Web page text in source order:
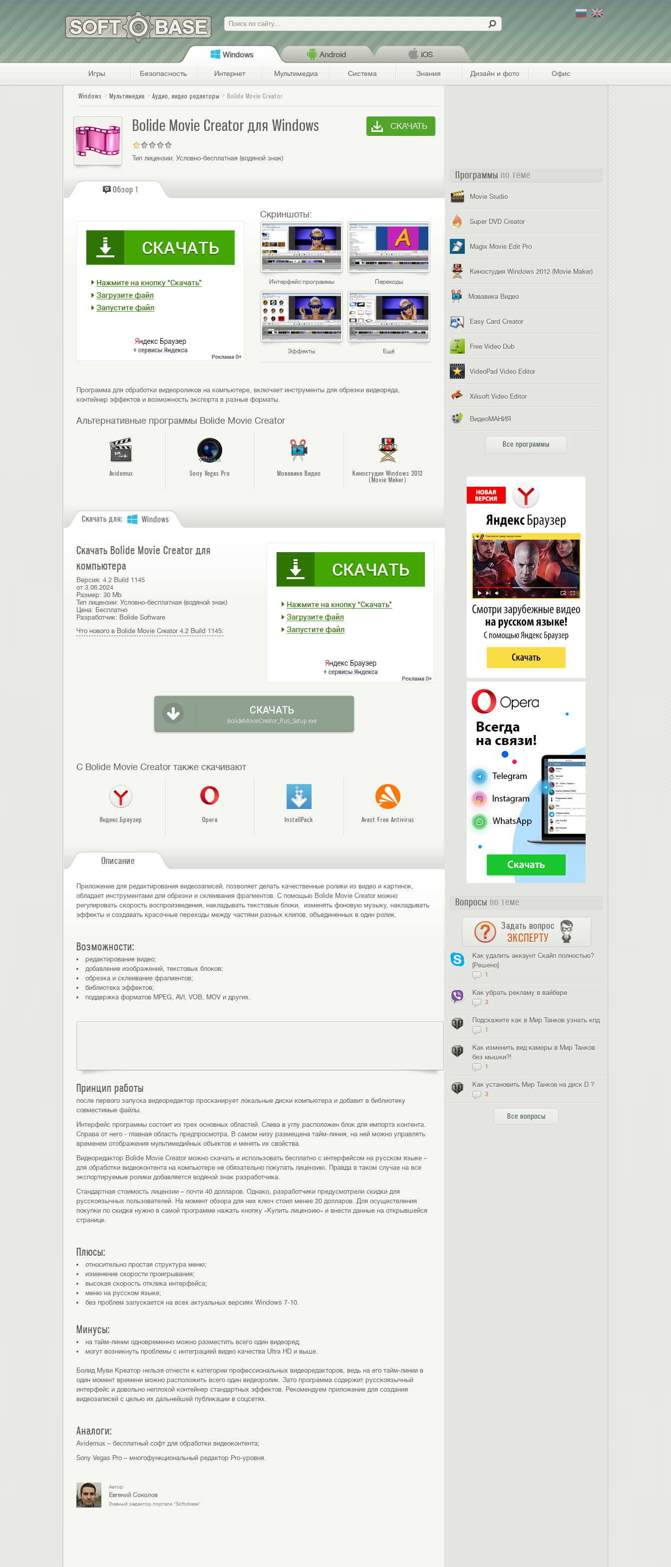
Поиск
Windows Android iOS
Игры Безопасность Интернет Мультимедиа Система Знания Дизайн и фото Офис
Windows Мультимедиа Аудио, видео редакторы Bolide Movie Creator
Bolide Movie Creator для Windows СКАЧАТЬ
Тип лицензии: Условно-бесплатная (водяной знак)
Обзор 1
Скриншоты:
Интерфейс программы Переходы
Эффекты Ещё
Программа для обработки видеороликов на компьютере, включает инструменты для обрезки видеоряда,
контейнер эффектов и возможность экспорта в разные форматы.
Альтернативные программы Bolide Movie Creator
Avidemux Sony Vegas Pro Мовавика Видео
Киностудия Windows 2012
(Movie Maker)
Скачать для: Windows
Скачать Bolide Movie Creator для
компьютера
Версия: 4.2 Build 1145
от 3.06.2024
Размер: 30 Mb
Тип лицензии: Условно-бесплатная (водяной знак)
Цена: Бесплатно
Разработчик: Bolide Software
Что нового в Bolide Movie Creator 4.2 Build 1145:
СКАЧАТЬ
BolideMovieCreator_Rus_Setup.exe
С Bolide Movie Creator также скачивают
Яндекс.Браузер Opera InstallPack Avast Free Antivirus
Описание
Приложение для редактирования видеозаписей, позволяет делать качественные ролики из видео и картинок,
обладает инструментами для обрезки и склеивания фрагментов. С помощью Bolide Movie Creator можно
регулировать скорость воспроизведения, накладывать текстовые блоки, изменять фоновую музыку, накладывать
эффекты и создавать красочные переходы между частями разных клипов, объединенных в один ролик.
Возможности:
редактирование видео;
добавление изображений, текстовых блоков;
обрезка и склеивание фрагментов;
библиотека эффектов;
поддержка форматов MPEG, AVI, VOB, MOV и других.
Принцип работы
после первого запуска видеоредактор просканирует локальные диски компьютера и добавит в библиотеку
совместимые файлы.
Интерфейс программы состоит из трех основных областей. Слева в углу расположен блок для импорта контента.
Справа от него - главная область предпросмотра. В самом низу размещена тайм-линия, на ней можно управлять
временем отображения мультимедийных объектов и менять их свойства.
Видеоредактор Bolide Movie Creator можно скачать и использовать бесплатно с интерфейсом на русском языке –
для обработки видеоконтента на компьютере не обязательно покупать лицензию. Правда в таком случае на все
экспортируемые ролики добавляется водяной знак разработчика.
Стандартная стоимость лицензии – почти 40 долларов. Однако, разработчики предусмотрели скидки для
русскоязычных пользователей. На момент обзора для них ключ стоил менее 20 долларов. Для осуществления
покупки по скидке нужно в самой программе нажать кнопку «Купить лицензию» и внести данные на открывшейся
странице.
Плюсы:
относительно простая структура меню;
изменение скорости проигрывания;
высокая скорость отклика интерфейса;
меню на русском языке;
без проблем запускается на всех актуальных версиях Windows 7-10.
Минусы:
на тайм-линии одновременно можно разместить всего один видеоряд;
могут возникнуть проблемы с интеграцией видео качества Ultra HD и выше.
Болид Муви Креатор нельзя отнести к категории профессиональных видеоредакторов, ведь на его тайм-линии в
один момент времени можно расположить всего один видеоролик. Зато программа содержит русскоязычный
интерфейс и довольно неплохой контейнер стандартных эффектов. Рекомендуем приложение для создания
видеозаписей с целью их дальнейшей публикации в соцсетях.
Аналоги:
Avidemux – бесплатный софт для обработки видеоконтента;
Sony Vegas Pro – многофункциональный редактор Pro-уровня.
Автор:
Евгений Соколов
Главный редактор портала "Softobase"
Программы по теме
Movie Studio
Super DVD Creator
Magix Movie Edit Pro
Киностудия Windows 2012 (Movie Maker)
Мовавика Видео
Easy Card Creator
Free Video Dub
VideoPad Video Editor
Xilisoft Video Editor
ВидеоМАНИЯ
Все программы
Вопросы по теме
Задать вопрос
ЭКСПЕРТУ
Как удалить аккаунт Скайп полностью?
[Решено]
1
Как убрать рекламу в вайбере
3
Подскажите как в Мир Танков узнать кпд
1
Как изменить вид камеры в Мир Танков
без мышки?!
1
Как установить Мир Танков на диск D ?
3
Все вопросы